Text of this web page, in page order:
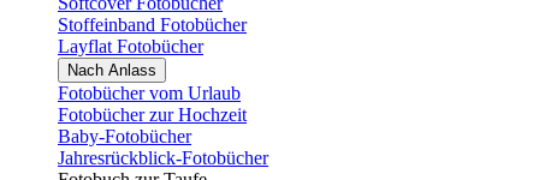
Stoffeinband Fotobücher
Layflat Fotobücher
Nach Anlass
Fotobücher vom Urlaub
Fotobücher zur Hochzeit
Baby-Fotobücher
Jahresrückblick-Fotobücher